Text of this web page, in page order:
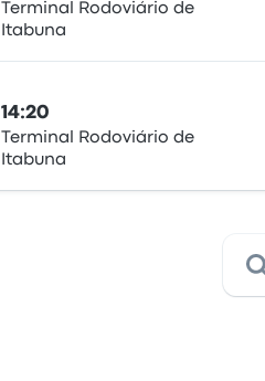
Terminal Rodoviário de
Itabuna
14:20
Terminal Rodoviário de
Itabuna